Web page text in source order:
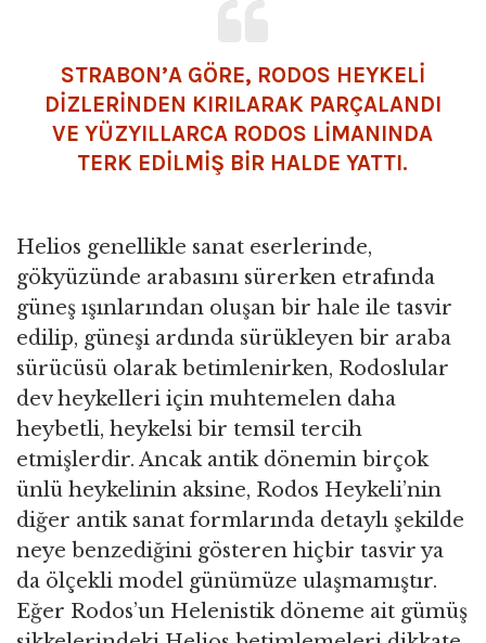
STRABON’A GÖRE, RODOS HEYKELİ
DİZLERİNDEN KIRILARAK PARÇALANDI
VE YÜZYILLARCA RODOS LİMANINDA
TERK EDİLMİŞ BİR HALDE YATTI.
Helios genellikle sanat eserlerinde,
gökyüzünde arabasını sürerken etrafında
güneş ışınlarından oluşan bir hale ile tasvir
edilip, güneşi ardında sürükleyen bir araba
sürücüsü olarak betimlenirken, Rodoslular
dev heykelleri için muhtemelen daha
heybetli, heykelsi bir temsil tercih
etmişlerdir. Ancak antik dönemin birçok
ünlü heykelinin aksine, Rodos Heykeli’nin
diğer antik sanat formlarında detaylı şekilde
neye benzediğini gösteren hiçbir tasvir ya
da ölçekli model günümüze ulaşmamıştır.
Eğer Rodos’un Helenistik döneme ait gümüş